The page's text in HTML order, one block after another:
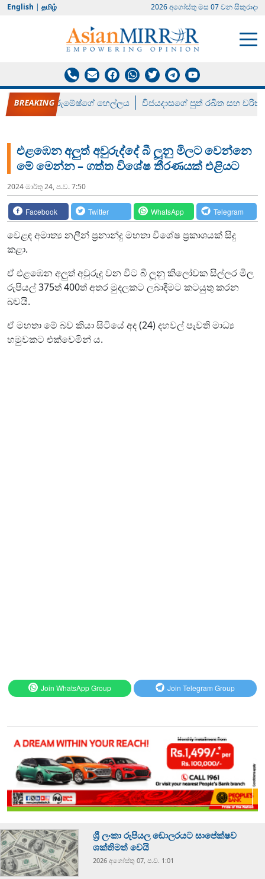
English | தமிழ் 2026 අගෝස්‍තු මස 07 වන සිකුරාදා
රන් ගෙනා රුමේෂ්ගේ හෙල්ලය විජයදාසගේ පුත් රඛිත සහ චරිත්
එළඹෙන අලුත් අවුරුද්දේ බී ලූනු මිලට වෙන්නෙ
මේ මෙන්න – ගත්ත විශේෂ තීරණයක් එළියට
2024 මාර්තු 24, ප.ව. 7:50
Facebook Twitter WhatsApp Telegram
වෙළඳ අමාත්‍ය නලීන් ප්‍රනාන්දු මහතා විශේෂ ප්‍රකාශයක් සිදු
කළා.
ඒ එළඹෙන අලුත් අවුරුදු වන විට බී ලූනු කිලෝවක සිල්ලර මිල
රුපියල් 375ත් 400ත් අතර මුදලකට ලබාදීමට කටයුතු කරන
බවයි.
ඒ මහතා මේ බව කියා සිටියේ අද (24) දහවල් පැවති මාධ්‍ය
හමුවකට එක්වෙමින් ය.
Join WhatsApp Group Join Telegram Group
ශ්‍රී ලංකා රුපියල ඩොලරයට සාපේක්ෂව
ශක්තිමත් වෙයි
2026 අගෝස්‍තු 07, ප.ව. 1:01